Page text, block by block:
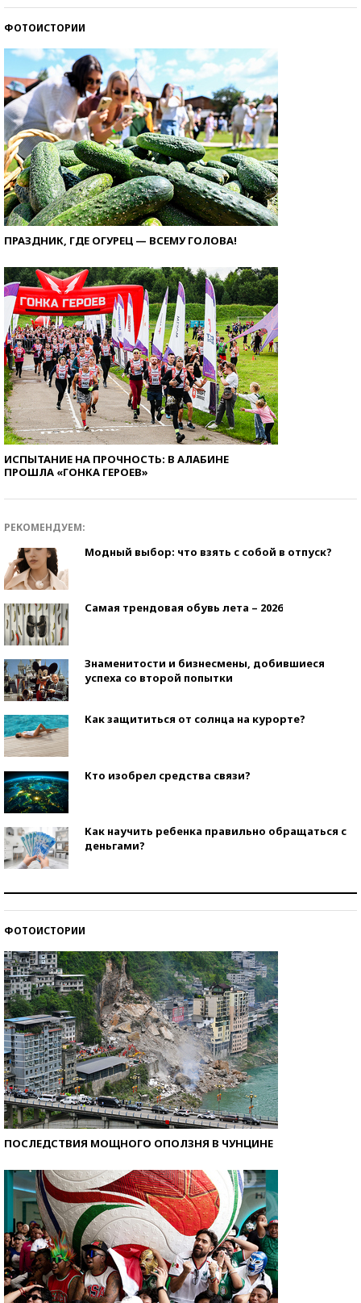
ФОТОИСТОРИИ
ПРАЗДНИК, ГДЕ ОГУРЕЦ — ВСЕМУ ГОЛОВА!
ИСПЫТАНИЕ НА ПРОЧНОСТЬ: В АЛАБИНЕ
ПРОШЛА «ГОНКА ГЕРОЕВ»
РЕКОМЕНДУЕМ:
Модный выбор: что взять с собой в отпуск?
Самая трендовая обувь лета – 2026
Знаменитости и бизнесмены, добившиеся
успеха со второй попытки
Как защититься от солнца на курорте?
Кто изобрел средства связи?
Как научить ребенка правильно обращаться с
деньгами?
ФОТОИСТОРИИ
ПОСЛЕДСТВИЯ МОЩНОГО ОПОЛЗНЯ В ЧУНЦИНЕ